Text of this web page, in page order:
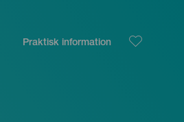
Praktisk information